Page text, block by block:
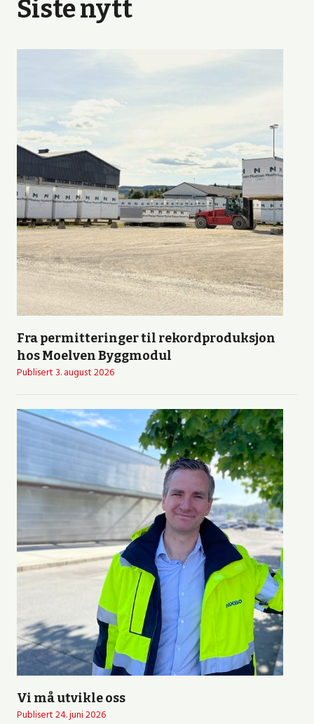
Siste nytt
Fra permitteringer til rekordproduksjon
hos Moelven Byggmodul
Publisert 3. august 2026
Vi må utvikle oss
Publisert24. juni 2026